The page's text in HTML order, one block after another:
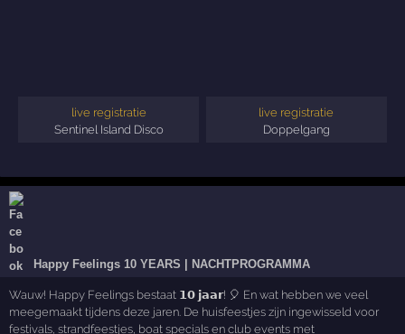
live registratie
Sentinel Island Disco
live registratie
Doppelgang
Happy Feelings 10 YEARS | NACHTPROGRAMMA
Wauw! Happy Feelings bestaat 𝟭𝟬 𝗷𝗮𝗮𝗿! 🎈 En wat hebben we veel
meegemaakt tijdens deze jaren. De huisfeestjes zijn ingewisseld voor
festivals, strandfeestjes, boat specials en club events met